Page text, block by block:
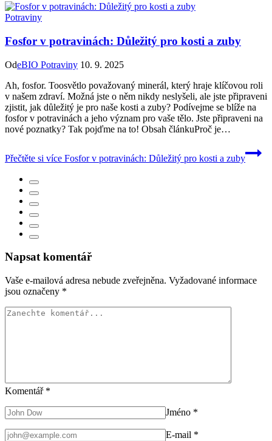
Potraviny
Fosfor v potravinách: Důležitý pro kosti a zuby
OdeBIO Potraviny 10. 9. 2025
Ah, fosfor. Toosvětlo považovaný minerál, který hraje klíčovou roli
v našem zdraví. Možná jste o něm nikdy neslyšeli, ale jste připraveni
zjistit, jak důležitý je pro naše kosti a zuby? Podívejme se blíže na
fosfor v potravinách a jeho význam pro vaše tělo. Jste připraveni na
nové poznatky? Tak pojďme na to! Obsah článkuProč je…
Přečtěte si více Fosfor v potravinách: Důležitý pro kosti a zuby
Napsat komentář
Vaše e-mailová adresa nebude zveřejněna. Vyžadované informace
jsou označeny *
Komentář *
Jméno *
E-mail *